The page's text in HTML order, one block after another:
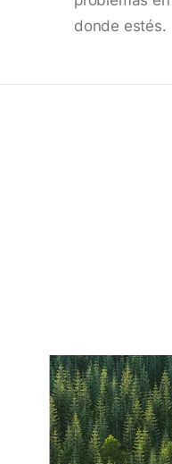
donde estés.